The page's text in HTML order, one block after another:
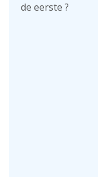
de eerste ?